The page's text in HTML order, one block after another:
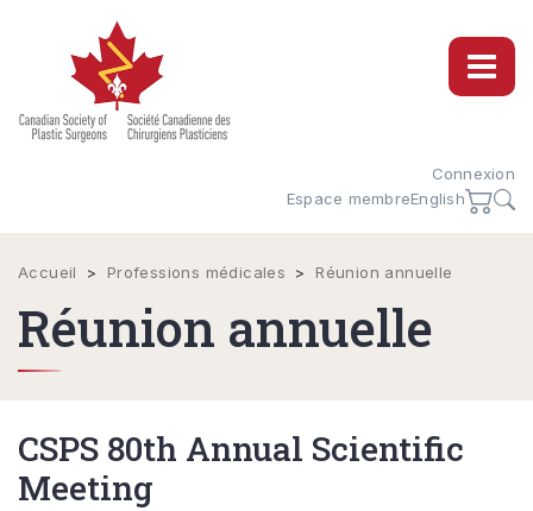
Connexion
Espace membreEnglish
Accueil > Professions médicales > Réunion annuelle
Réunion annuelle
CSPS 80th Annual Scientific
Meeting